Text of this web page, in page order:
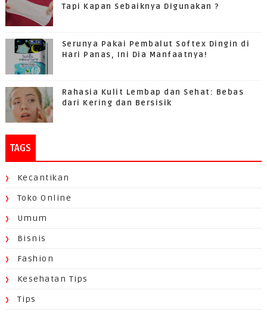
Tapi Kapan Sebaiknya Digunakan ?
Serunya Pakai Pembalut Softex Dingin di
Hari Panas, Ini Dia Manfaatnya!
Rahasia Kulit Lembap dan Sehat: Bebas
dari Kering dan Bersisik
TAGS
Kecantikan
Toko Online
Umum
Bisnis
Fashion
Kesehatan Tips
Tips